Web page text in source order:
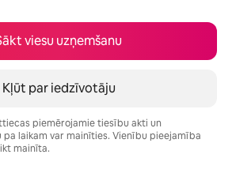
viesu uzņemšanu
Kļūt par iedzīvotāju
piemērojamie tiesību akti un
pa laikam var mainīties. Vienību pieejamība
mainīta.